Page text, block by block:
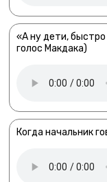
«А ну дети,
голос Макдака)
Когда начальник